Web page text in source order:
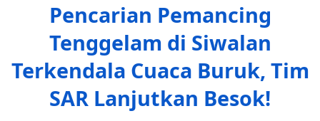
Pencarian Pemancing
Tenggelam di Siwalan
Terkendala Cuaca Buruk, Tim
SAR Lanjutkan Besok!